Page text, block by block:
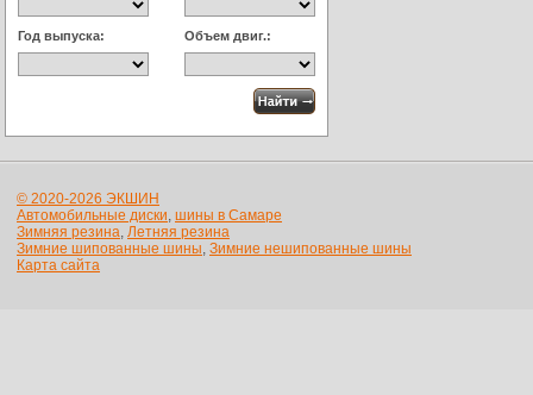
Год выпуска: Объем двиг.:
© 2020-2026 ЭКШИН
Автомобильные диски, шины в Самаре
Зимняя резина, Летняя резина
Зимние шипованные шины, Зимние нешипованные шины
Карта сайта